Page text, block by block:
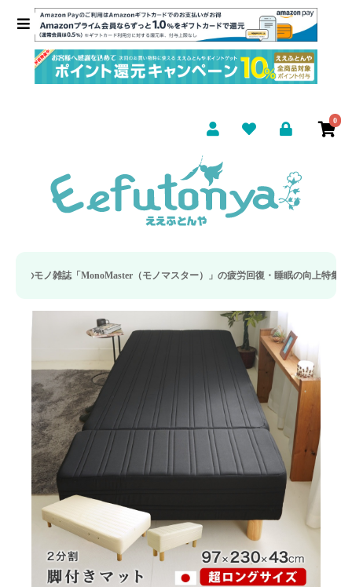
0
ノマスター）」の疲労回復・睡眠の向上特集に当社のリカバリー枕カバーが取